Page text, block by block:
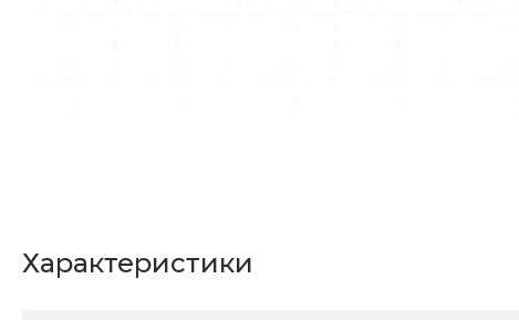
Характеристики